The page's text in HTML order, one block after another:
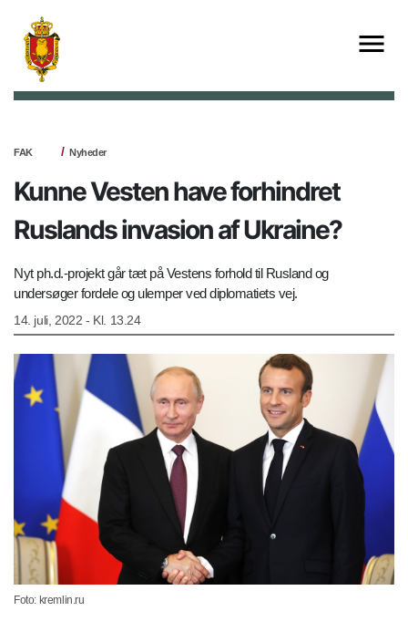
FAK Nyheder
Kunne Vesten have forhindret
Ruslands invasion af Ukraine?
Nyt ph.d.-projekt går tæt på Vestens forhold til Rusland og
undersøger fordele og ulemper ved diplomatiets vej.
14. juli, 2022 - Kl. 13.24
Foto: kremlin.ru